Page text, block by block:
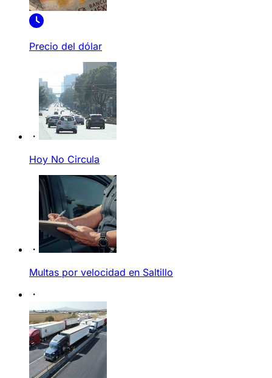
Precio del dólar
Hoy No Circula
Multas por velocidad en Saltillo